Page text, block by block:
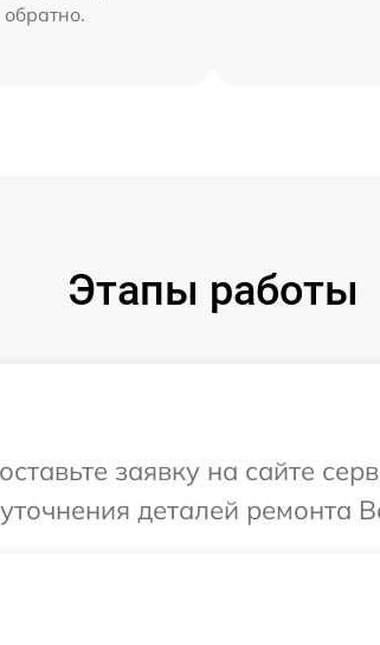
обратно.
Этапы работы
заявку на сайте
деталей ремонта